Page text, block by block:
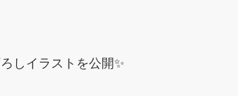
しイラストを公開✨